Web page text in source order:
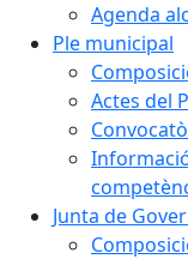
Agenda
Ple municipal
Actes del
Junta de